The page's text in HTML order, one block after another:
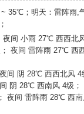
35℃；明天：雷阵雨,
间 小雨 27℃ 西西北
夜间 雷阵雨 27℃ 西
间 阴 28℃ 西西北风 4
阴 28℃ 西南风 4级；
夜间 雷阵雨 28℃ 西